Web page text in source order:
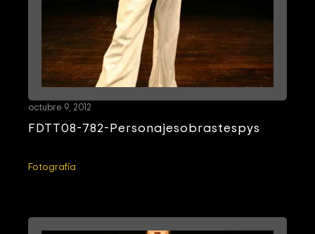
FDTT08-782-Personajesobrastespys
octubre 9, 2012
Fotografía